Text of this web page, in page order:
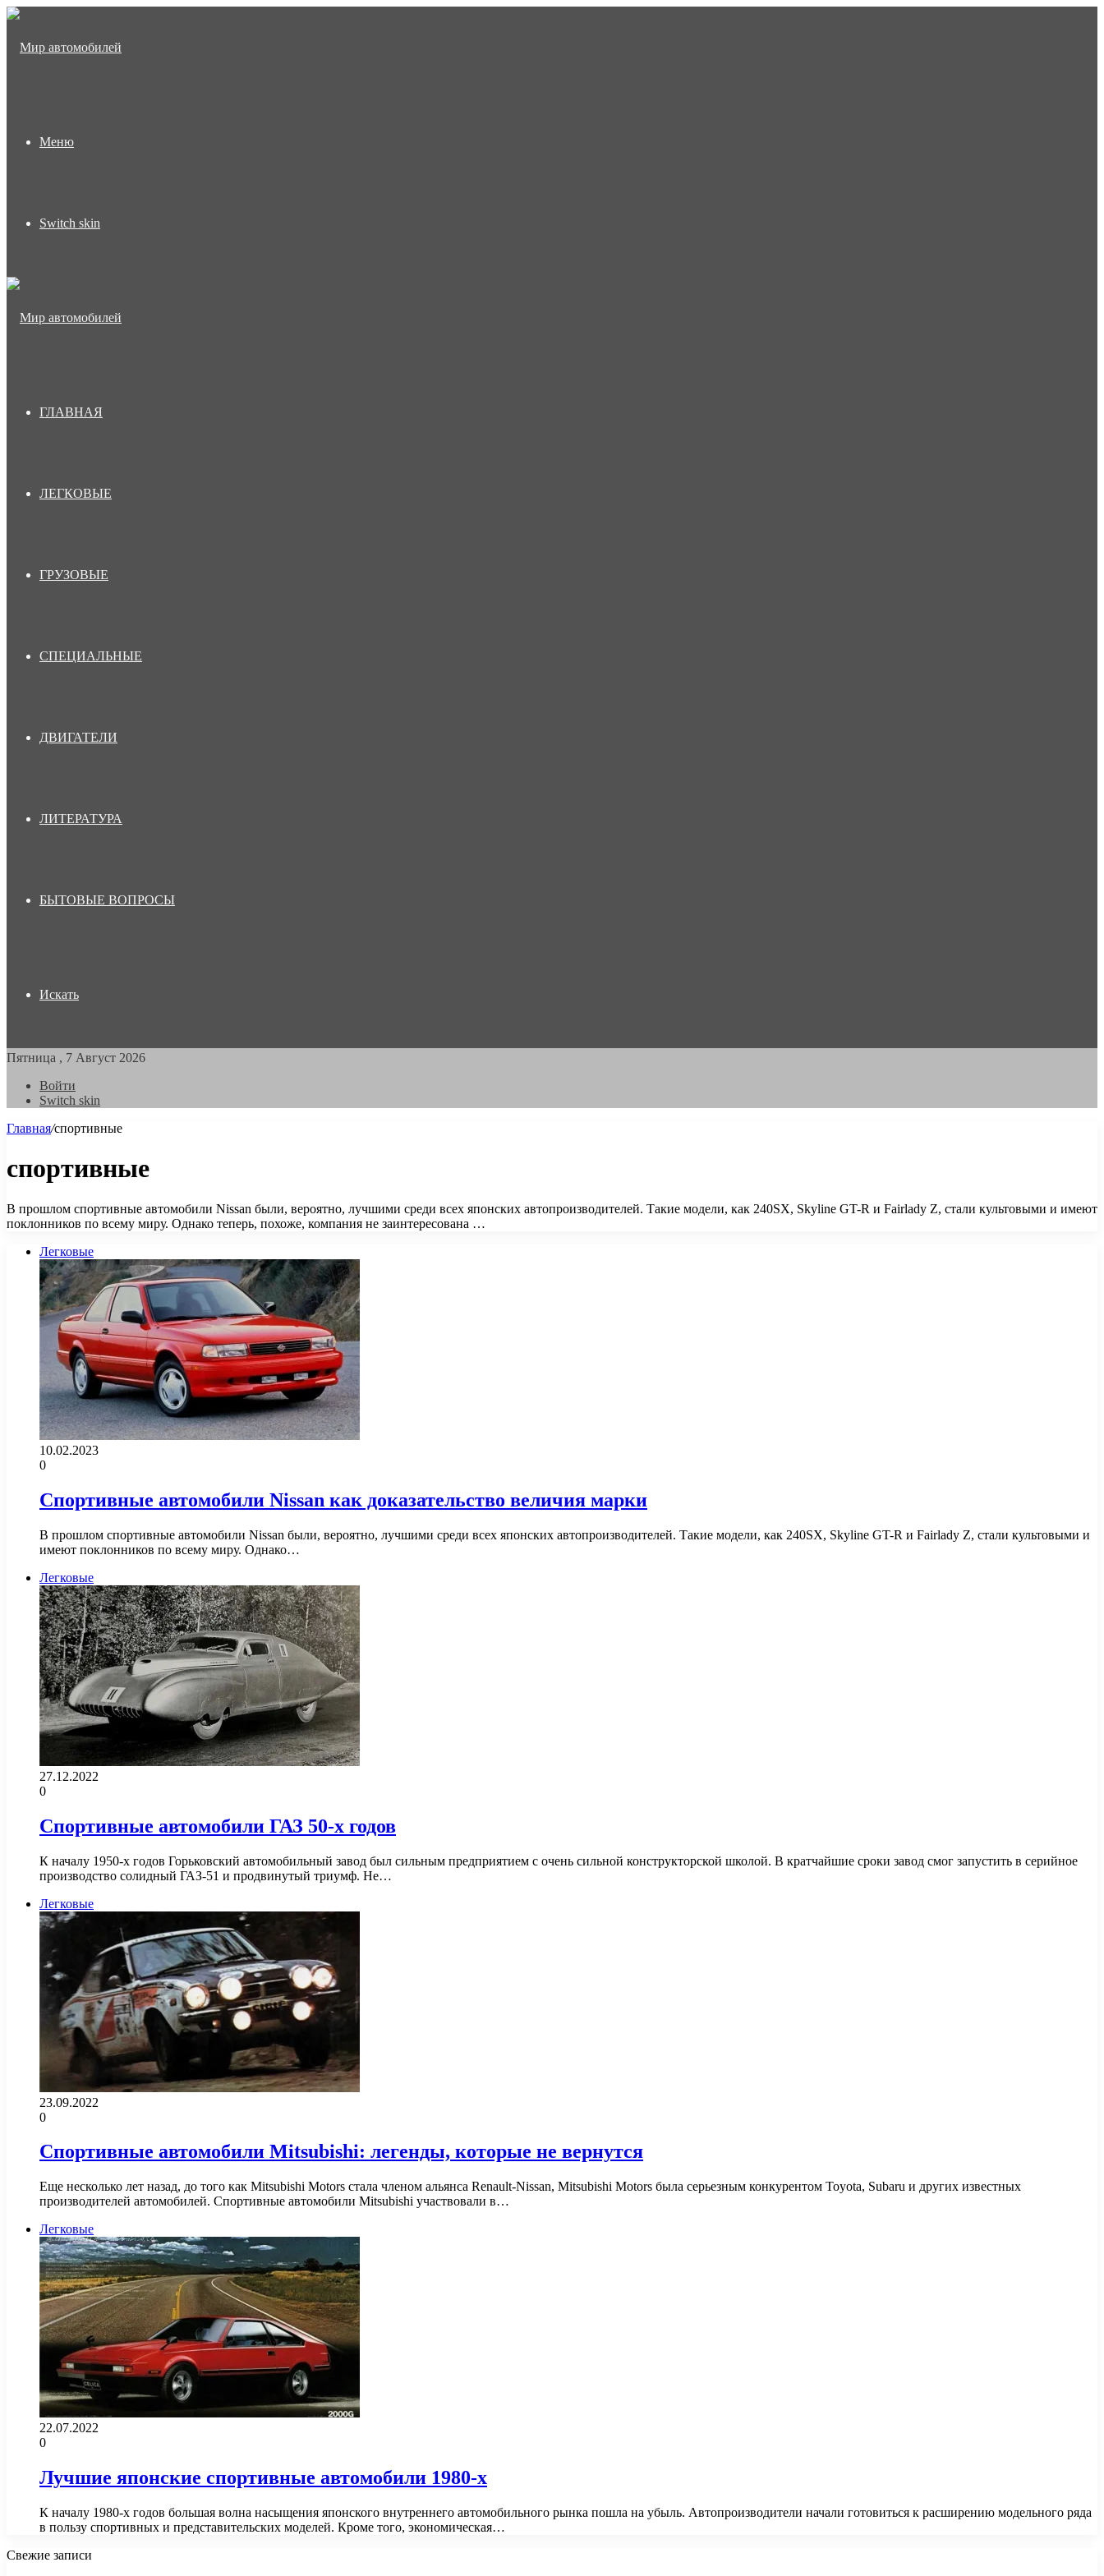
Меню
Switch skin
ГЛАВНАЯ
ЛЕГКОВЫЕ
ГРУЗОВЫЕ
СПЕЦИАЛЬНЫЕ
ДВИГАТЕЛИ
ЛИТЕРАТУРА
БЫТОВЫЕ ВОПРОСЫ
Искать
Пятница , 7 Август 2026
Войти
Switch skin
Главная/спортивные
спортивные
В прошлом спортивные автомобили Nissan были, вероятно, лучшими среди всех японских автопроизводителей. Такие модели, как 240SX, Skyline GT-R и Fairlady Z, стали культовыми и имеют
поклонников по всему миру. Однако теперь, похоже, компания не заинтересована …
Легковые
10.02.2023
0
Спортивные автомобили Nissan как доказательство величия марки
В прошлом спортивные автомобили Nissan были, вероятно, лучшими среди всех японских автопроизводителей. Такие модели, как 240SX, Skyline GT-R и Fairlady Z, стали культовыми и
имеют поклонников по всему миру. Однако…
Легковые
27.12.2022
0
Спортивные автомобили ГАЗ 50-х годов
К началу 1950-х годов Горьковский автомобильный завод был сильным предприятием с очень сильной конструкторской школой. В кратчайшие сроки завод смог запустить в серийное
производство солидный ГАЗ-51 и продвинутый триумф. Не…
Легковые
23.09.2022
0
Спортивные автомобили Mitsubishi: легенды, которые не вернутся
Еще несколько лет назад, до того как Mitsubishi Motors стала членом альянса Renault-Nissan, Mitsubishi Motors была серьезным конкурентом Toyota, Subaru и других известных
производителей автомобилей. Спортивные автомобили Mitsubishi участвовали в…
Легковые
22.07.2022
0
Лучшие японские спортивные автомобили 1980-х
К началу 1980-х годов большая волна насыщения японского внутреннего автомобильного рынка пошла на убыль. Автопроизводители начали готовиться к расширению модельного ряда
в пользу спортивных и представительских моделей. Кроме того, экономическая…
Свежие записи